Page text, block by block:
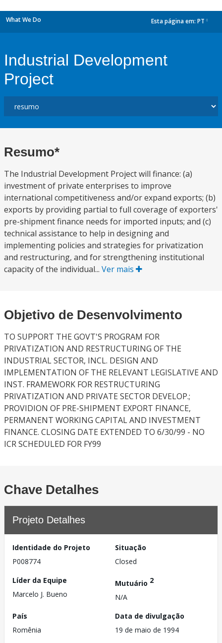
What We Do Esta página em: PT
Industrial Development
Project
Resumo*
The Industrial Development Project will finance: (a)
investment of private enterprises to improve
international competitiveness and/or expand exports; (b)
exports by providing partial to full coverage of exporters'
pre-shipment finance needs for imported inputs; and (c)
technical assistance to help in designing and
implementing policies and strategies for privatization
and restructuring, and for strengthening institutional
capacity of the individual... Ver mais
Objetivo de Desenvolvimento
TO SUPPORT THE GOVT'S PROGRAM FOR
PRIVATIZATION AND RESTRUCTURING OF THE
INDUSTRIAL SECTOR, INCL. DESIGN AND
IMPLEMENTATION OF THE RELEVANT LEGISLATIVE AND
INST. FRAMEWORK FOR RESTRUCTURING
PRIVATIZATION AND PRIVATE SECTOR DEVELOP.;
PROVIDION OF PRE-SHIPMENT EXPORT FINANCE,
PERMANENT WORKING CAPITAL AND INVESTMENT
FINANCE. CLOSING DATE EXTENDED TO 6/30/99 - NO
ICR SCHEDULED FOR FY99
Chave Detalhes
Projeto Detalhes
Identidade do Projeto
P008774
Situação
Closed
Líder da Equipe
Marcelo J. Bueno
Mutuário 2
N/A
País
Romênia
Data de divulgação
19 de maio de 1994